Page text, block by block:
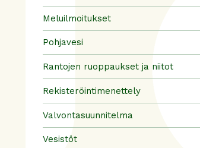
Meluilmoitukset
Pohjavesi
Rantojen ruoppaukset ja niitot
Rekisteröintimenettely
Valvontasuunnitelma
Vesistöt